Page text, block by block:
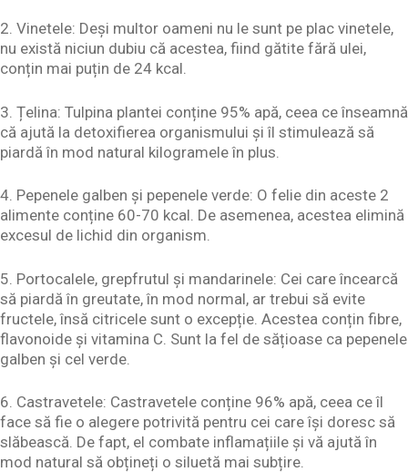
2. Vinetele: Deși multor oameni nu le sunt pe plac vinetele,
nu există niciun dubiu că acestea, fiind gătite fără ulei,
conțin mai puțin de 24 kcal.
3. Țelina: Tulpina plantei conține 95% apă, ceea ce înseamnă
că ajută la detoxifierea organismului și îl stimulează să
piardă în mod natural kilogramele în plus.
4. Pepenele galben și pepenele verde: O felie din aceste 2
alimente conține 60-70 kcal. De asemenea, acestea elimină
excesul de lichid din organism.
5. Portocalele, grepfrutul și mandarinele: Cei care încearcă
să piardă în greutate, în mod normal, ar trebui să evite
fructele, însă citricele sunt o excepție. Acestea conțin fibre,
flavonoide și vitamina C. Sunt la fel de sățioase ca pepenele
galben și cel verde.
6. Castravetele: Castravetele conține 96% apă, ceea ce îl
face să fie o alegere potrivită pentru cei care își doresc să
slăbească. De fapt, el combate inflamațiile și vă ajută în
mod natural să obțineți o siluetă mai subțire.